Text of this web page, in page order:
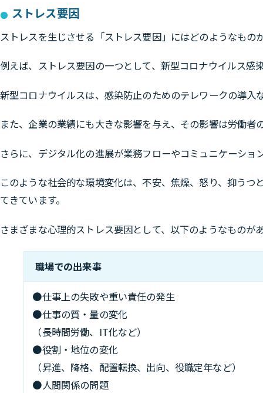
ストレス要因
ストレスを生じさせる「ストレス要因」にはどのようなもの
例えば、ストレス要因の一つとして、新型コロナウイルス感
新型コロナウイルスは、感染防止のためのテレワークの導
また、企業の業績にも大きな影響を与え、その影響は労働者
さらに、デジタル化の進展が業務フローやコミュニケーシ
このような社会的な環境変化は、不安、焦燥、怒り、抑う
てきています。
さまざまな心理的ストレス要因として、以下のようなものが
職場での出来事
●仕事上の失敗や重い責任の発生
●仕事の質・量の変化
（長時間労働、IT化など）
●役割・地位の変化
（昇進、降格、配置転換、出向、役職定年など）
●人間関係の問題